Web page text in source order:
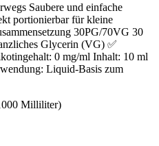
Saubere und einfache
portionierbar für kleine
30PG/70VG 30
Glycerin (VG) ✅
0 mg/ml Inhalt: 10 ml
Liquid-Basis zum
Milliliter)